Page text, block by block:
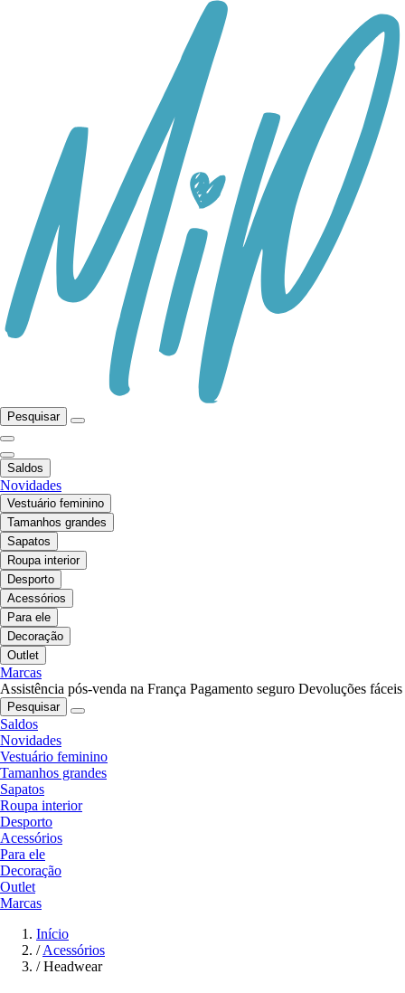
Pesquisar
Saldos
Novidades
Vestuário feminino
Tamanhos grandes
Sapatos
Roupa interior
Desporto
Acessórios
Para ele
Decoração
Outlet
Marcas
Assistência pós-venda na França Pagamento seguro Devoluções fáceis
Pesquisar
Saldos
Novidades
Vestuário feminino
Tamanhos grandes
Sapatos
Roupa interior
Desporto
Acessórios
Para ele
Decoração
Outlet
Marcas
Início
/ Acessórios
/ Headwear